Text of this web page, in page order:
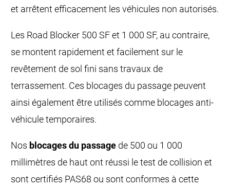
et arrêtent efficacement les véhicules non autorisés.
Les Road Blocker 500 SF et 1 000 SF, au contraire,
se montent rapidement et facilement sur le
revêtement de sol fini sans travaux de
terrassement. Ces blocages du passage peuvent
ainsi également être utilisés comme blocages anti-
véhicule temporaires.
Nos blocages du passage de 500 ou 1 000
millimètres de haut ont réussi le test de collision et
sont certifiés PAS68 ou sont conformes à cette